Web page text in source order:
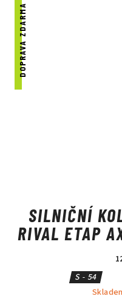
DOPRAVA ZDARMA
SILNIČNÍ
RIVAL ETAP
RED
S - 54